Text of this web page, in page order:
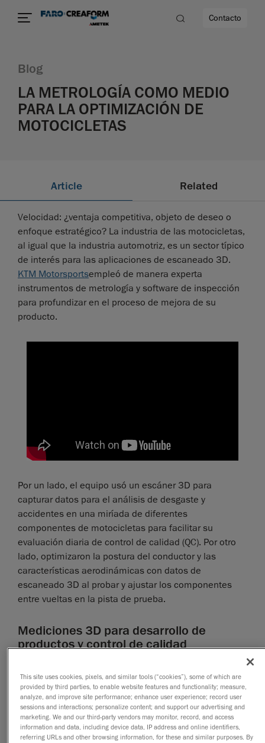
Contacto
Blog
LA METROLOGÍA COMO MEDIO
PARA LA OPTIMIZACIÓN DE
MOTOCICLETAS
Article Related
Velocidad: ¿ventaja competitiva, objeto de deseo o
enfoque estratégico? La industria de las motocicletas,
al igual que la industria automotriz, es un sector típico
de interés para las aplicaciones de escaneado 3D.
KTM Motorsportsempleó de manera experta
instrumentos de metrología y software de inspección
para profundizar en el proceso de mejora de su
producto.
Por un lado, el equipo usó un escáner 3D para
capturar datos para el análisis de desgaste y
accidentes en una miríada de diferentes
componentes de motocicletas para facilitar su
evaluación diaria de control de calidad (QC). Por otro
lado, optimizaron la postura del conductor y las
características aerodinámicas con datos de
escaneado 3D al probar y ajustar los componentes
entre vueltas en la pista de prueba.
Mediciones 3D para desarrollo de
productos y control de calidad
de carreras reside en mejorar la aerodinámica. Para
maximizar la ergonomía y la aerodinámica, los
diseñadores e ingenieros utilizaron instrumentos de
medición 3D, con mediciones 3D precisas, que
podían escanear toda la motocicleta, incluido el
This site uses cookies, pixels, and similar tools (“cookies”), some of which are
provided by third parties, to enable website features and functionality; measure,
analyze, and improve site performance; enhance user experience; record user
sessions and interactions; personalize content; and support our advertising and
marketing. We and our third-party vendors may monitor, record, and access
information and data, including device data, IP address and online identifiers,
referring URLs and other browsing information, for these and similar purposes. By